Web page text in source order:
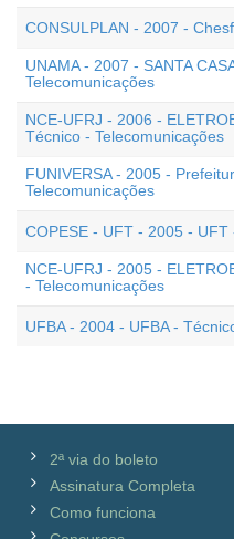
CONSULPLAN - 2007 -
UNAMA - 2007 - SANTA
Telecomunicações
NCE-UFRJ - 2006 -
Técnico - Telecomunicações
FUNIVERSA - 2005 -
Telecomunicações
COPESE - UFT - 2005 -
NCE-UFRJ - 2005 -
- Telecomunicações
UFBA - 2004 - UFBA -
2ª via do boleto
Assinatura Completa
Como funciona